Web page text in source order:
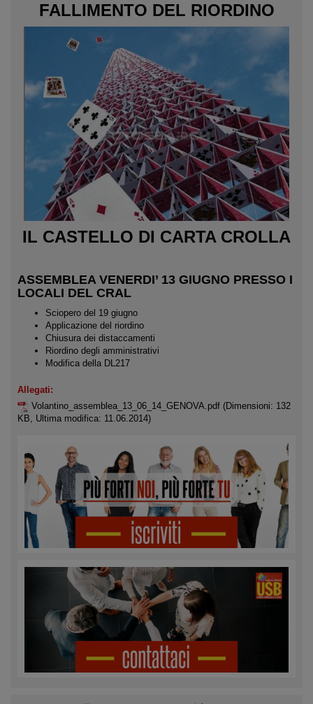
FALLIMENTO DEL RIORDINO
IL CASTELLO DI CARTA CROLLA
ASSEMBLEA VENERDI’ 13 GIUGNO PRESSO I
LOCALI DEL CRAL
Sciopero del 19 giugno
Applicazione del riordino
Chiusura dei distaccamenti
Riordino degli amministrativi
Modifica della DL217
Allegati:
Volantino_assemblea_13_06_14_GENOVA.pdf (Dimensioni: 132
KB, Ultima modifica: 11.06.2014)